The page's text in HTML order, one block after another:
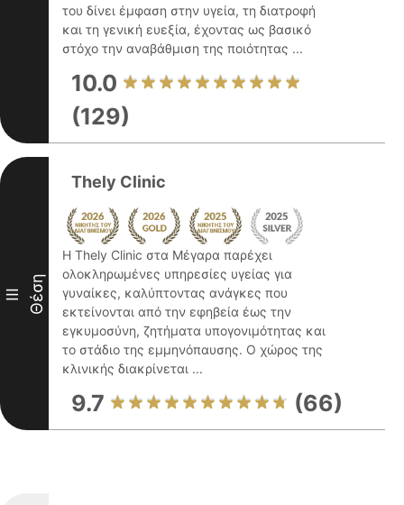
του δίνει έμφαση στην υγεία, τη διατροφή
και τη γενική ευεξία, έχοντας ως βασικό
στόχο την αναβάθμιση της ποιότητας ...
10.0
(129)
III Θέση
Thely Clinic
Η Thely Clinic στα Μέγαρα παρέχει
ολοκληρωμένες υπηρεσίες υγείας για
γυναίκες, καλύπτοντας ανάγκες που
εκτείνονται από την εφηβεία έως την
εγκυμοσύνη, ζητήματα υπογονιμότητας και
το στάδιο της εμμηνόπαυσης. Ο χώρος της
κλινικής διακρίνεται ...
9.7 (66)